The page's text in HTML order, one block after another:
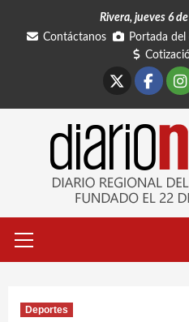
Rivera, jueves 6
Contáctanos
Portada del
primario
Deportes